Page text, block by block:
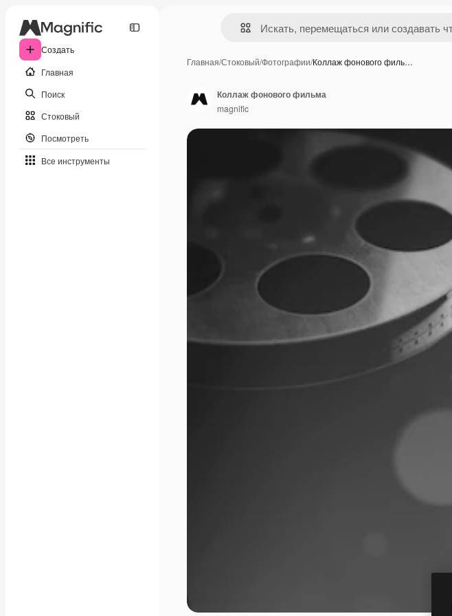
Создать
Главная
Поиск
Стоковый
Посмотреть
Все инструменты
Главная/Стоковый/Фотографии/Коллаж фонового филь…
Коллаж фонового фильма
magnific